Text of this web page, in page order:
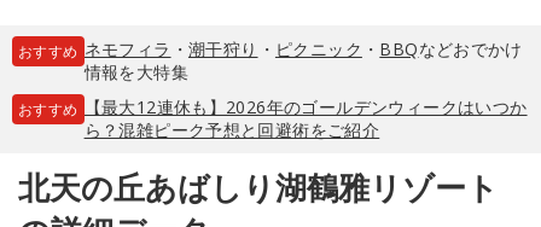
おすすめ ネモフィラ ・ 潮干狩り ・ ピクニック ・ BBQなどおでかけ
情報を大特集
おすすめ
【最大12連休も】2026年のゴールデンウィークはいつか
ら？混雑ピーク予想と回避術をご紹介
北天の丘あばしり湖鶴雅リゾート